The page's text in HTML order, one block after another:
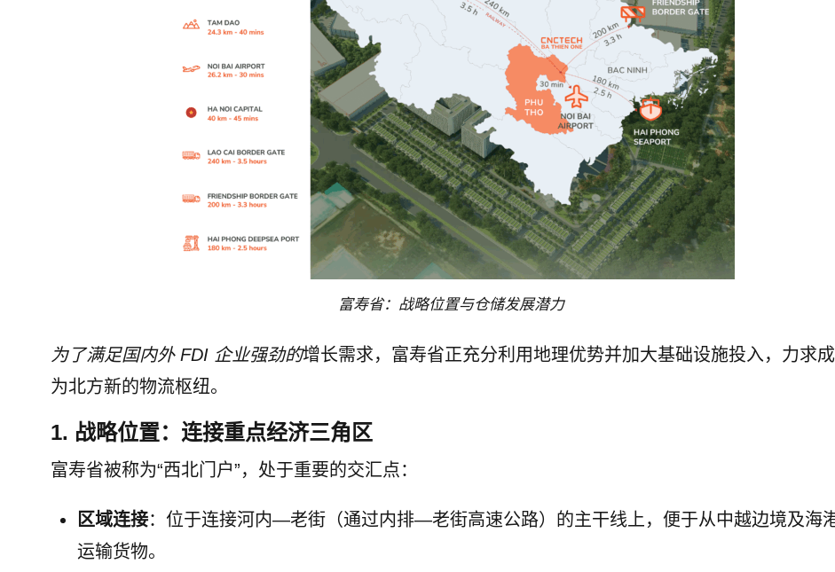
富寿省：战略位置与仓储发展潜力
为了满足国内外 FDI 企业强劲的增长需求，富寿省正充分利用地理优势并加大基础设施投入，力求成
为北方新的物流枢纽。
1. 战略位置：连接重点经济三角区
富寿省被称为“西北门户”，处于重要的交汇点：
区域连接：位于连接河内—老街（通过内排—老街高速公路）的主干线上，便于从中越边境及海
运输货物。